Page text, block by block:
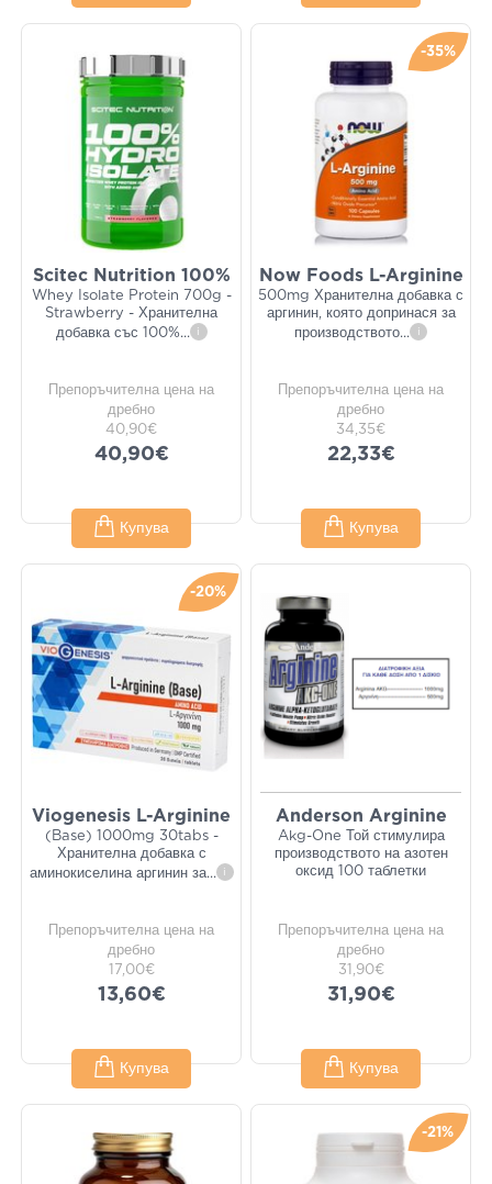
Scitec Nutrition 100%
Whey Isolate Protein 700g -
Strawberry - Хранителна
добавка със 100%... i
Препоръчителна цена на
дребно
40,90€
40,90€
Купува
-35%
Now Foods L-Arginine
500mg Хранителна добавка с
аргинин, която допринася за
производството... i
Препоръчителна цена на
дребно
34,35€
22,33€
Купува
-20%
Viogenesis L-Arginine
(Base) 1000mg 30tabs -
Хранителна добавка с
аминокиселина аргинин за... i
Препоръчителна цена на
дребно
17,00€
13,60€
Купува
Anderson Arginine
Akg-One Той стимулира
производството на азотен
оксид 100 таблетки
Препоръчителна цена на
дребно
31,90€
31,90€
Купува
-21%